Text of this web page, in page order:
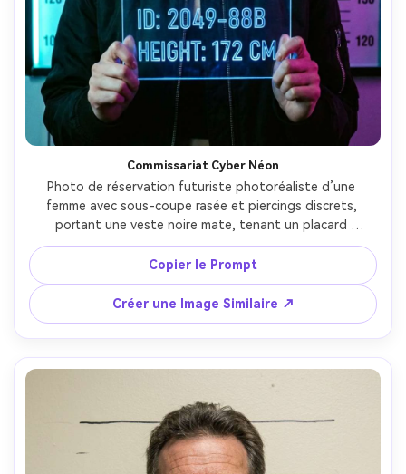
Commissariat Cyber Néon
Photo de réservation futuriste photoréaliste d’une
femme avec sous-coupe rasée et piercings discrets,
portant une veste noire mate, tenant un placard
translucide avec chiffres lumineux, mur de tableau de
hauteur éclairé néons cyan et magenta, flash dur et néon
en bord, contraste élevé, étalonnage moderne et propre,
prise au 35mm, composition centrée, peau ultra détaillée,
lumière cinématographique douce --ar 4:5
Copier le Prompt
Créer une Image Similaire ↗